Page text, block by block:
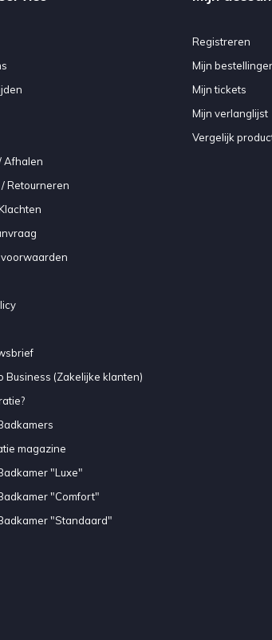
Afhalen
Retourneren
Business (Zakelijke klanten)
magazine
"Luxe"
"Comfort"
"Standaard"
Registreren
Mijn
Mijn tickets
Mijn verlanglijst
Vergelijk